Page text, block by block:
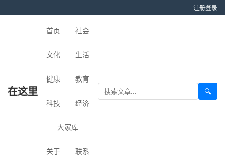
注册登录
在这里
首页 社会
文化 生活
健康 教育
科技 经济
大家库
关于 联系
🔍